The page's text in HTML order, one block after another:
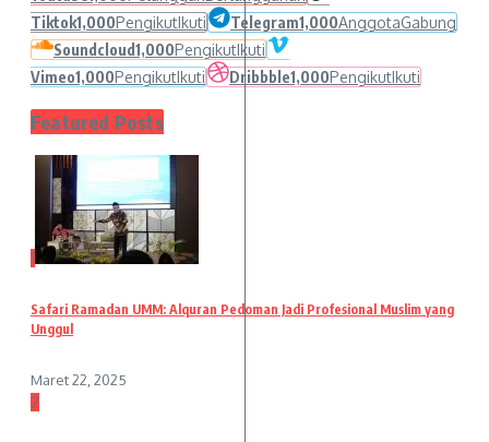
Tiktok1,000PengikutIkuti Telegram1,000AnggotaGabung
Soundcloud1,000PengikutIkuti
Vimeo1,000PengikutIkuti Dribbble1,000PengikutIkuti
Featured Posts
1
Safari Ramadan UMM: Alquran Pedoman Jadi Profesional Muslim yang
Unggul
Maret 22, 2025
2